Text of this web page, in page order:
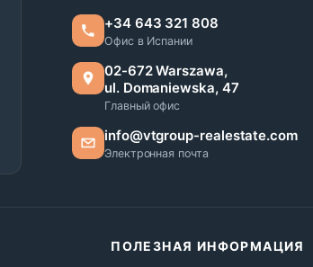
+34 643 321 808
Офис в Испании
02-672 Warszawa,
ul. Domaniewska, 47
Главный офис
info@vtgroup-realestate.com
Электронная почта
ПОЛЕЗНАЯ ИНФОРМАЦИЯ